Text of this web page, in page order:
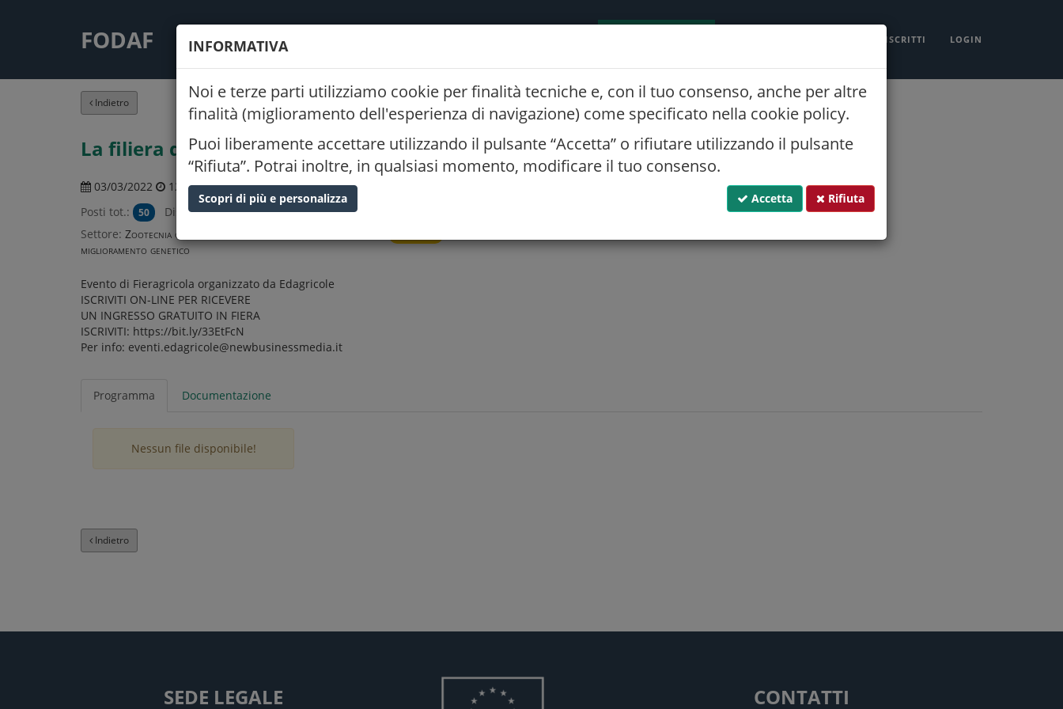
INFORMATIVA
Noi e terze parti utilizziamo cookie per finalità tecniche e, con il tuo consenso, anche per altre
finalità (miglioramento dell'esperienza di navigazione) come specificato nella cookie policy.
Puoi liberamente accettare utilizzando il pulsante “Accetta” o rifiutare utilizzando il pulsante
“Rifiuta”. Potrai inoltre, in qualsiasi momento, modificare il tuo consenso.
Scopri di più e personalizza Accetta Rifiuta
FODAF CONSIGLIO ISCRITTI LOGIN
Indietro
La filiera della carne bovina punta sulla sostenibilità
03/03/2022 12:00
Fiera di Verona – Area Forum - Padiglione 11 verona (VR)
Posti tot.:
50 Disponibili: 47 0,187 Tipo: caratterizzante
Settore: Zootecnia generale, specilae, zoocoltura e
miglioramento genetico
Evento di Fieragricola organizzato da Edagricole
ISCRIVITI ON-LINE PER RICEVERE
UN INGRESSO GRATUITO IN FIERA
ISCRIVITI: https://bit.ly/33EtFcN
Per info: eventi.edagricole@newbusinessmedia.it
Programma Documentazione
Nessun file disponibile!
Indietro
SEDE LEGALE CONTATTI